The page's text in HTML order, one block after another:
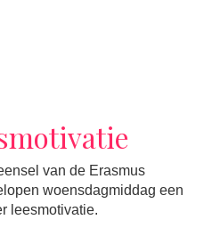
van de Erasmus
woensdagmiddag een
leesmotivatie.